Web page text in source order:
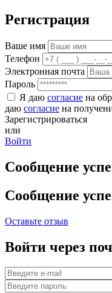
Регистрация
Ваше имя
Телефон
Электронная почта
Пароль
Я даю согласие на
даю согласие на
Зарегистрироваться
или
Войти
Сообщение
Сообщение
Оставьте отзыв
Войти через